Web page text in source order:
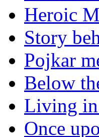
Heroic
Story
Pojkar
Below
Living in
Once